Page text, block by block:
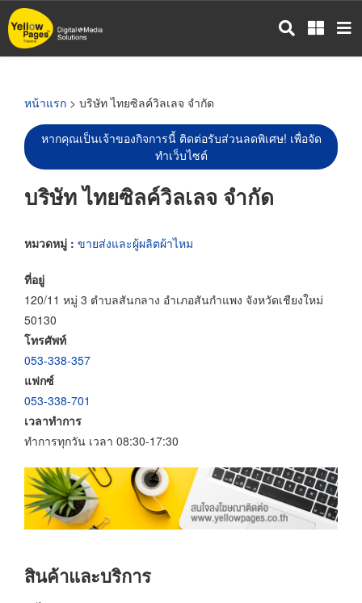
ข้าม
ไป
หน้าแรก > บริษัท ไทยซิลค์วิลเลจ จำกัด
หากคุณเป็นเจ้าของกิจการนี้ ติดต่อรับส่วนลดพิเศษ! เพื่อจัด
ทำเว็บไซต์
บริษัท ไทยซิลค์วิลเลจ จำกัด
หมวดหมู่ : ขายส่งและผู้ผลิตผ้าไหม
ที่อยู่
120/11 หมู่ 3 ตำบลสันกลาง อำเภอสันกำแพง จังหวัดเชียงใหม่
50130
โทรศัพท์
053-338-357
แฟกซ์
053-338-701
เวลาทำการ
ทำการทุกวัน เวลา 08:30-17:30
สินค้าและบริการ